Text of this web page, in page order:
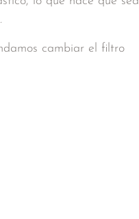
cambiar el filtro